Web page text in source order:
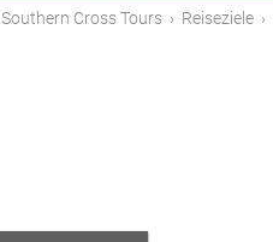
Southern Cross Tours › Reiseziele ›